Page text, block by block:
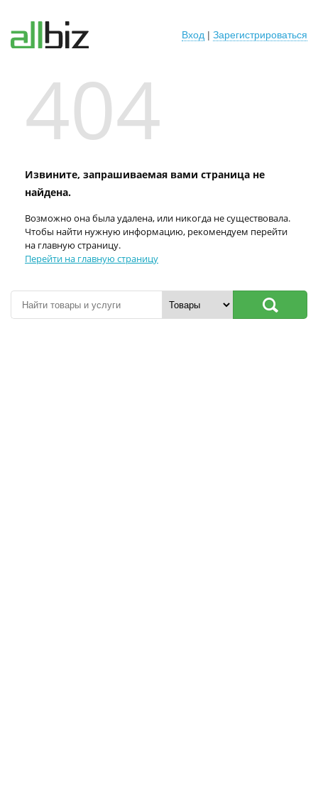
Вход | Зарегистрироваться
404
Извините, запрашиваемая вами страница не
найдена.
Возможно она была удалена, или никогда не существовала.
Чтобы найти нужную информацию, рекомендуем перейти
на главную страницу.
Перейти на главную страницу